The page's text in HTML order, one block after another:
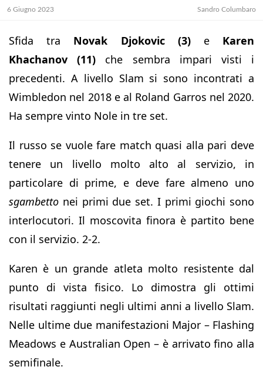
6 Giugno 2023 Sandro Columbaro
Sfida tra Novak Djokovic (3)e Karen
Khachanov (11) che sembra impari visti i
precedenti. A livello Slam si sono incontrati a
Wimbledon nel 2018 e al Roland Garros nel 2020.
Ha sempre vinto Nole in tre set.
Il russo se vuole fare match quasi alla pari deve
tenere un livello molto alto al servizio, in
particolare di prime, e deve fare almeno uno
sgambetto nei primi due set. I primi giochi sono
interlocutori. Il moscovita finora è partito bene
con il servizio. 2-2.
Karen è un grande atleta molto resistente dal
punto di vista fisico. Lo dimostra gli ottimi
risultati raggiunti negli ultimi anni a livello Slam.
Nelle ultime due manifestazioni Major – Flashing
Meadows e Australian Open – è arrivato fino alla
semifinale.